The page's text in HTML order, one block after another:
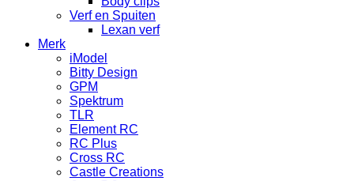
Verf en Spuiten
Lexan verf
Merk
iModel
Bitty Design
GPM
Spektrum
TLR
Element RC
RC Plus
Cross RC
Castle Creations